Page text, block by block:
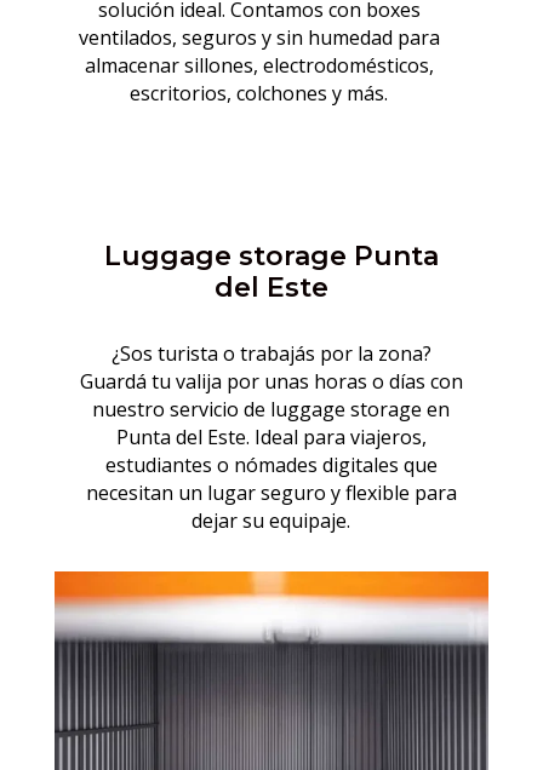
solución ideal. Contamos con boxes
ventilados, seguros y sin humedad para
almacenar sillones, electrodomésticos,
escritorios, colchones y más.
Luggage storage Punta
del Este
¿Sos turista o trabajás por la zona?
Guardá tu valija por unas horas o días con
nuestro servicio de luggage storage en
Punta del Este. Ideal para viajeros,
estudiantes o nómades digitales que
necesitan un lugar seguro y flexible para
dejar su equipaje.